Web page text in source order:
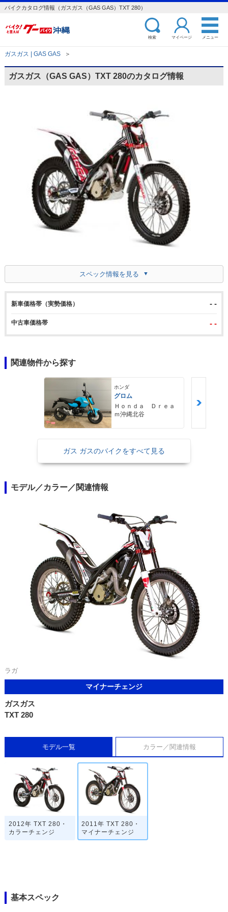
バイクカタログ情報（ガスガス（GAS GAS）TXT 280）
検索 マイページ メニュー
ガスガス | GAS GAS ＞
ガスガス（GAS GAS）TXT 280のカタログ情報
スペック情報を見る
新車価格帯（実勢価格） - -
中古車価格帯 - -
関連物件から探す
ホンダ
グロム
Ｈｏｎｄａ Ｄｒｅａ
ｍ沖縄北谷
ガス ガスのバイクをすべて見る
モデル／カラー／関連情報
ラガ
マイナーチェンジ
ガスガス
TXT 280
モデル一覧 カラー／関連情報
2012年 TXT 280・
カラーチェンジ
2011年 TXT 280・
マイナーチェンジ
基本スペック